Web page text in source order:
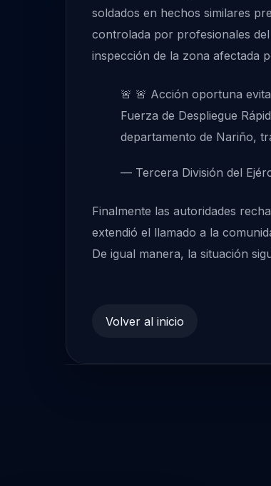
soldados en hechos similares
controlada por profesionales
inspección de la zona afectada
🚨 🚨 Acción oportuna
Fuerza de Despliegue
departamento de Nariño,
— Tercera División del
Finalmente las autoridades
extendió el llamado a la
De igual manera, la situación
Volver al inicio